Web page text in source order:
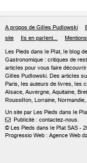
A propos de Gilles Pudlowski
site
Ils en parlent...
Les Pieds dans le Plat, le blog de
Gastronomique : critiques de
articles pour vous faire
Gilles Pudlowski. Des articles
Paris, les auteurs de livres, les
Alsace, Auvergne, Aquitaine,
Roussillon, Lorraine,
Un site par Les Pieds dans le
 Publicité : contactez-nous.
© Les Pieds dans le Plat SAS -
Progressio Web : Agence Web